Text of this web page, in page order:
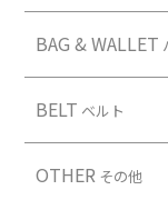
BAG & WALLET
BELT ベルト
OTHER その他